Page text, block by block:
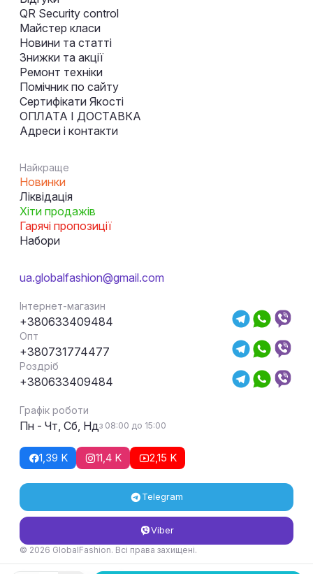
QR Security control
Майстер класи
Новини та статті
Знижки та акції
Ремонт техніки
Помічник по сайту
Сертифікати Якості
ОПЛАТА І ДОСТАВКА
Адреси і контакти
Найкраще
Новинки
Ліквідація
Хіти продажів
Гарячі пропозиції
Набори
ua.globalfashion@gmail.com
Інтернет-магазин
+380633409484
Опт
+380731774477
Роздріб
+380633409484
Графік роботи
Пн - Чт, Сб, Ндз 08:00 до 15:00
1,39 K 11,4 K 2,15 K
Telegram
Viber
© 2026 GlobalFashion. Всі права захищені.